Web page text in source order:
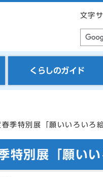
文字
くらしのガイド
季特別展「願いいろいろ
特別展「願い